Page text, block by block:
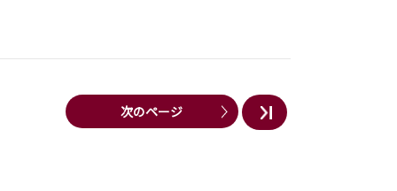
次のページ